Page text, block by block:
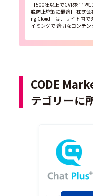
【500社以上でCVRを平
脱防止施策に最適】 株式
ng Cloud」は、サイト内で
イミングで 適切なコンテン
CODE
テゴリーに